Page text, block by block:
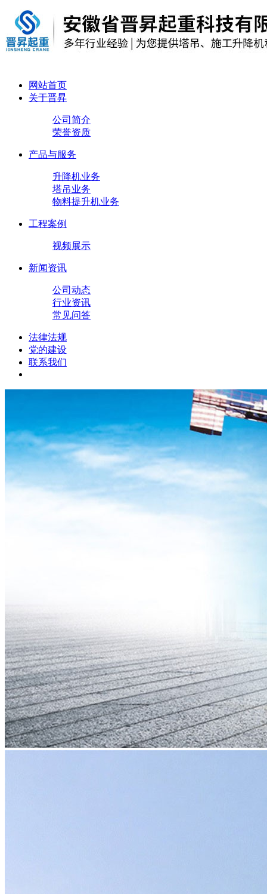
网站首页
关于晋昇
公司简介
荣誉资质
产品与服务
升降机业务
塔吊业务
物料提升机业务
工程案例
视频展示
新闻资讯
公司动态
行业资讯
常见问答
法律法规
党的建设
联系我们